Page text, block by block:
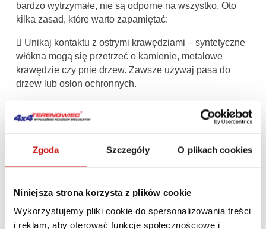
Zgoda Szczegóły O plikach cookies
Niniejsza strona korzysta z plików cookie
Wykorzystujemy pliki cookie do spersonalizowania treści
i reklam, aby oferować funkcje społecznościowe i
bardzo wytrzymałe, nie są odporne na wszystko. Oto
kilka zasad, które warto zapamiętać:
 Unikaj kontaktu z ostrymi krawędziami – syntetyczne
włókna mogą się przetrzeć o kamienie, metalowe
krawędzie czy pnie drzew. Zawsze używaj pasa do
drzew lub osłon ochronnych.
 Utrzymuj linę w czystości – piasek i błoto wnikające
między włókna działają jak papier ścierny, powodując
linę czystą wodą.
użyj bloczka lub dodatkowego punktu kotwiczenia, aby
zmniejszyć obciążenie.